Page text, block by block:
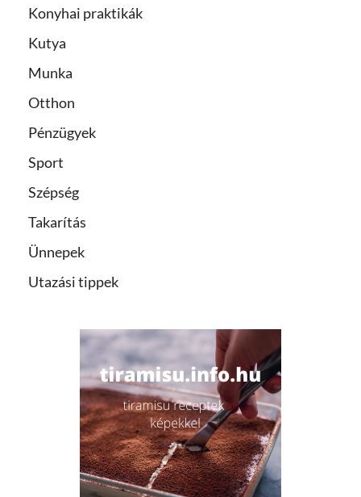
Konyhai praktikák
Kutya
Munka
Otthon
Pénzügyek
Sport
Szépség
Takarítás
Ünnepek
Utazási tippek